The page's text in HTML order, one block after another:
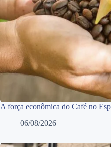
A força econômica do Café no
06/08/2026